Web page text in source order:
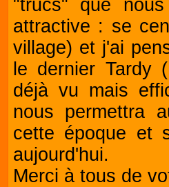
"trucs" que
attractive : se
village) et j'ai
le dernier Tardy
déjà vu mais
nous permettra
cette époque et
aujourd'hui.
Merci à tous de